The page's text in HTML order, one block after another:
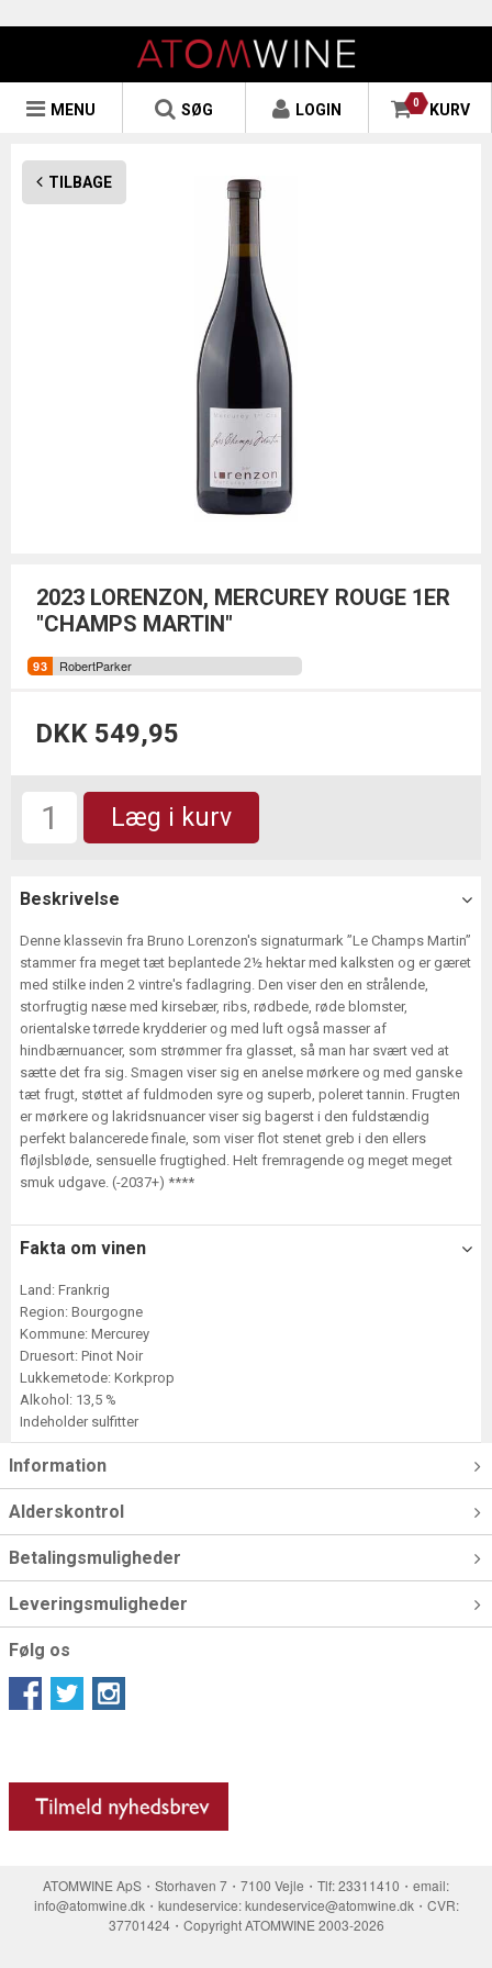
0 KURV
LOGIN
SØG
MENU
TILBAGE
2023 LORENZON, MERCUREY ROUGE 1ER
"CHAMPS MARTIN"
RobertParker
DKK 549,95
Læg i kurv
Beskrivelse
Denne klassevin fra Bruno Lorenzon's signaturmark ”Le Champs Martin”
stammer fra meget tæt beplantede 2½ hektar med kalksten og er gæret
med stilke inden 2 vintre's fadlagring. Den viser den en strålende,
storfrugtig næse med kirsebær, ribs, rødbede, røde blomster,
orientalske tørrede krydderier og med luft også masser af
hindbærnuancer, som strømmer fra glasset, så man har svært ved at
sætte det fra sig. Smagen viser sig en anelse mørkere og med ganske
tæt frugt, støttet af fuldmoden syre og superb, poleret tannin. Frugten
er mørkere og lakridsnuancer viser sig bagerst i den fuldstændig
perfekt balancerede finale, som viser flot stenet greb i den ellers
fløjlsbløde, sensuelle frugtighed. Helt fremragende og meget meget
smuk udgave. (-2037+) ****
Fakta om vinen
Land: Frankrig
Region: Bourgogne
Kommune: Mercurey
Druesort: Pinot Noir
Lukkemetode: Korkprop
Alkohol: 13,5 %
Indeholder sulfitter
Information
Alderskontrol
Betalingsmuligheder
Leveringsmuligheder
Følg os
ATOMWINE ApS・Storhaven 7・7100 Vejle・Tlf: 23311410・email:
info@atomwine.dk・kundeservice: kundeservice@atomwine.dk・CVR:
37701424・Copyright ATOMWINE 2003-2026